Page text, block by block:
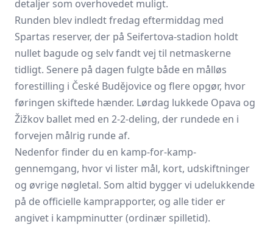
detaljer som overhovedet muligt.
Runden blev indledt fredag eftermiddag med
Spartas reserver, der på Seifertova-stadion holdt
nullet bagude og selv fandt vej til netmaskerne
tidligt. Senere på dagen fulgte både en målløs
forestilling i České Budějovice og flere opgør, hvor
føringen skiftede hænder. Lørdag lukkede Opava og
Žižkov ballet med en 2-2-deling, der rundede en i
forvejen målrig runde af.
Nedenfor finder du en kamp-for-kamp-
gennemgang, hvor vi lister mål, kort, udskiftninger
og øvrige nøgletal. Som altid bygger vi udelukkende
på de officielle kamprapporter, og alle tider er
angivet i kampminutter (ordinær spilletid).